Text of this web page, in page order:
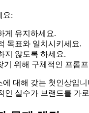
요:
게 유지하세요.
목표와 일치시키세요.
지 않도록 하세요.
위해 구체적인 프롬
대해 갖는 첫인상입
인 실수가 브랜드를 가